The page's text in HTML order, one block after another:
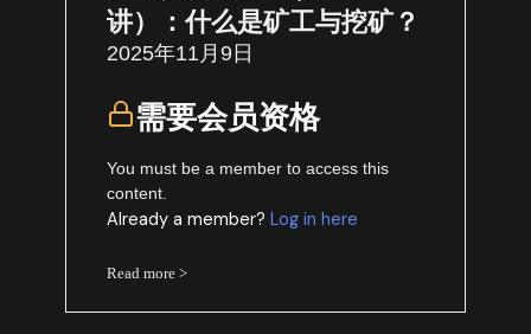
讲）：什么是矿工与挖矿？
2025年11月9日
需要会员资格
You must be a member to access this
content.
Already a member?Log in here
Read more >